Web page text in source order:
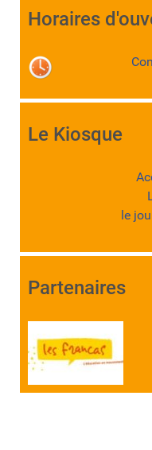
Horaires
Le Kiosque
le
Partenaires